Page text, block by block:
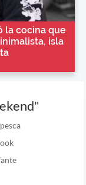
la cocina que
isla